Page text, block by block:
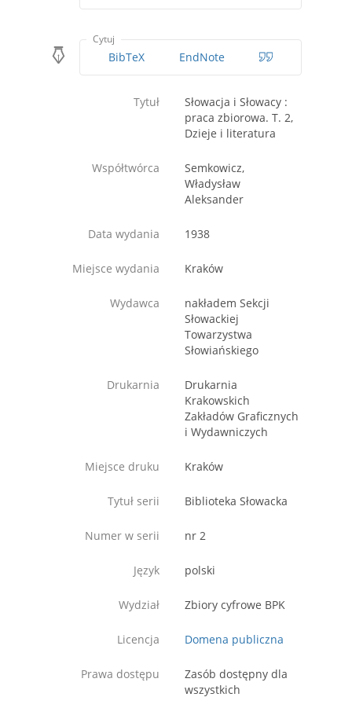
Cytuj
BibTeX EndNote
Tytuł
Słowacja i Słowacy :
praca zbiorowa. T. 2,
Dzieje i literatura
Współtwórca
Semkowicz,
Władysław
Aleksander
Data wydania 1938
Miejsce wydania Kraków
Wydawca
nakładem Sekcji
Słowackiej
Towarzystwa
Słowiańskiego
Drukarnia
Drukarnia
Krakowskich
Zakładów Graficznych
i Wydawniczych
Miejsce druku Kraków
Tytuł serii Biblioteka Słowacka
Numer w serii nr 2
Język polski
Wydział Zbiory cyfrowe BPK
Licencja Domena publiczna
Prawa dostępu
Zasób dostępny dla
wszystkich